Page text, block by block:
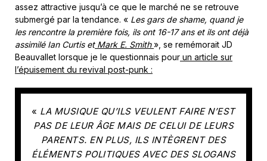
assez attractive jusqu’à ce que le marché ne se retrouve
submergé par la tendance. « Les gars de shame, quand je
les rencontre la première fois, ils ont 16-17 ans et ils ont déjà
assimilé Ian Curtis et Mark E. Smith », se remémorait JD
Beauvallet lorsque je le questionnais pour un article sur
l’épuisement du revival post-punk :
« LA MUSIQUE QU’ILS VEULENT FAIRE N’EST
PAS DE LEUR ÂGE MAIS DE CELUI DE LEURS
PARENTS. EN PLUS, ILS INTÈGRENT DES
ÉLÉMENTS POLITIQUES AVEC DES SLOGANS